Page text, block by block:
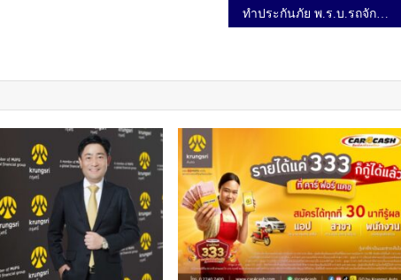
ทำประกันภัย พ.ร.บ.รถจักรยานยนต์ ออนไลน์ ง่ายนิดเดียว
Society
เมืองไทยประกันชีวิต คว้ารา